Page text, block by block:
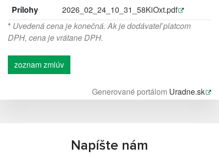
Prílohy
2026_02_24_10_31_58KiOxt.pdf
* Uvedená cena je konečná. Ak je dodávateľ platcom
DPH, cena je vrátane DPH.
zoznam zmlúv
Generované portálom Uradne.sk
Napíšte nám